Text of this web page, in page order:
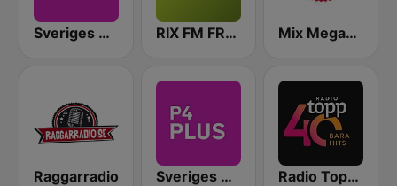
Sveriges Radio P4 Malmöhus RIX FM FRESH Mix Megapol
Raggarradio Sveriges Radio P4 Plus Radio Topp 40 Sverige